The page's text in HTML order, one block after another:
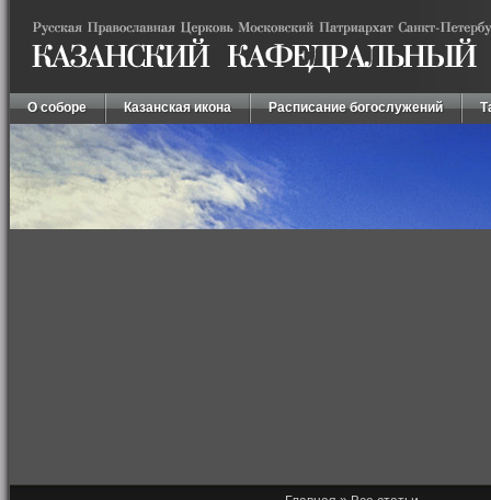
О соборе Казанская икона Расписание богослужений